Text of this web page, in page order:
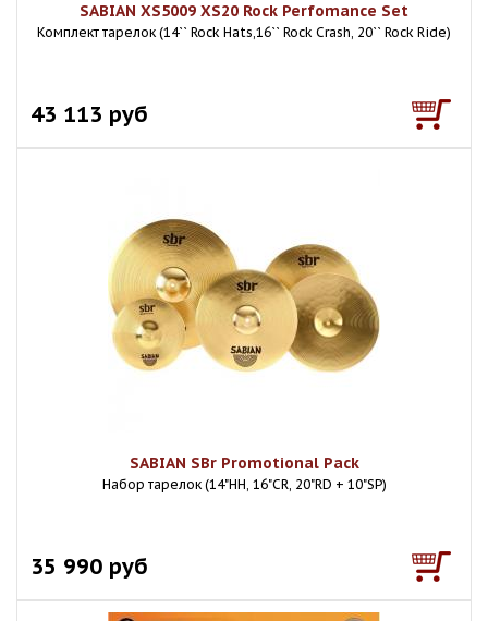
SABIAN XS5009 XS20 Rock Perfomance Set
Комплект тарелок (14`` Rock Hats,16`` Rock Crash, 20`` Rock Ride)
43 113 руб
SABIAN SBr Promotional Pack
Набор тарелок (14"HH, 16"CR, 20"RD + 10"SP)
35 990 руб